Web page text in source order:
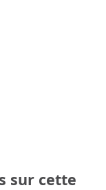
sur cette